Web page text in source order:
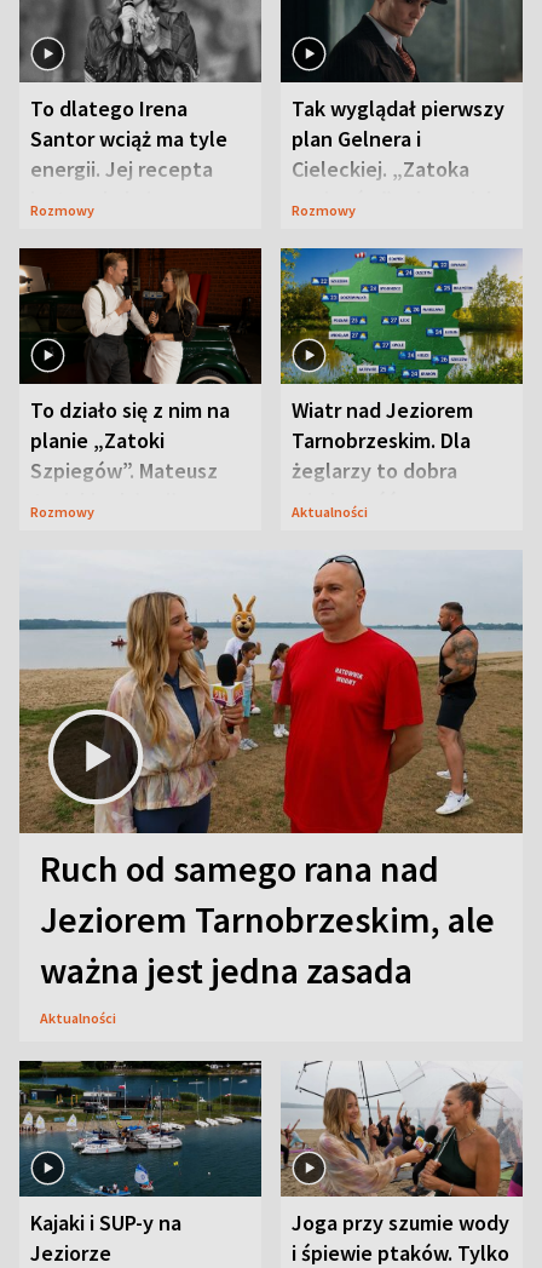
To dlatego Irena
Santor wciąż ma tyle
energii. Jej recepta
jest zaskakująco
Rozmowy
Tak wyglądał pierwszy
plan Gelnera i
Cieleckiej. „Zatoka
szpiegów” od razu ich
Rozmowy
To działo się z nim na
planie „Zatoki
Szpiegów”. Mateusz
Janicki odsłonił
Rozmowy
Wiatr nad Jeziorem
Tarnobrzeskim. Dla
żeglarzy to dobra
wiadomość
Aktualności
Ruch od samego rana nad
Jeziorem Tarnobrzeskim, ale
ważna jest jedna zasada
Aktualności
Kajaki i SUP-y na
Jeziorze
Joga przy szumie wody
i śpiewie ptaków. Tylko